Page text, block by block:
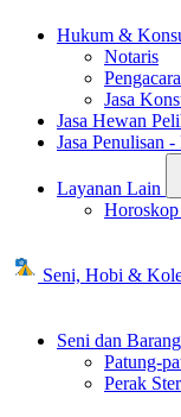
Hukum &
Notaris
Pengacara
Jasa
Jasa Hewan
Jasa Penulisan
Layanan Lain
Seni, Hobi &
Seni dan
Patung-
Perak